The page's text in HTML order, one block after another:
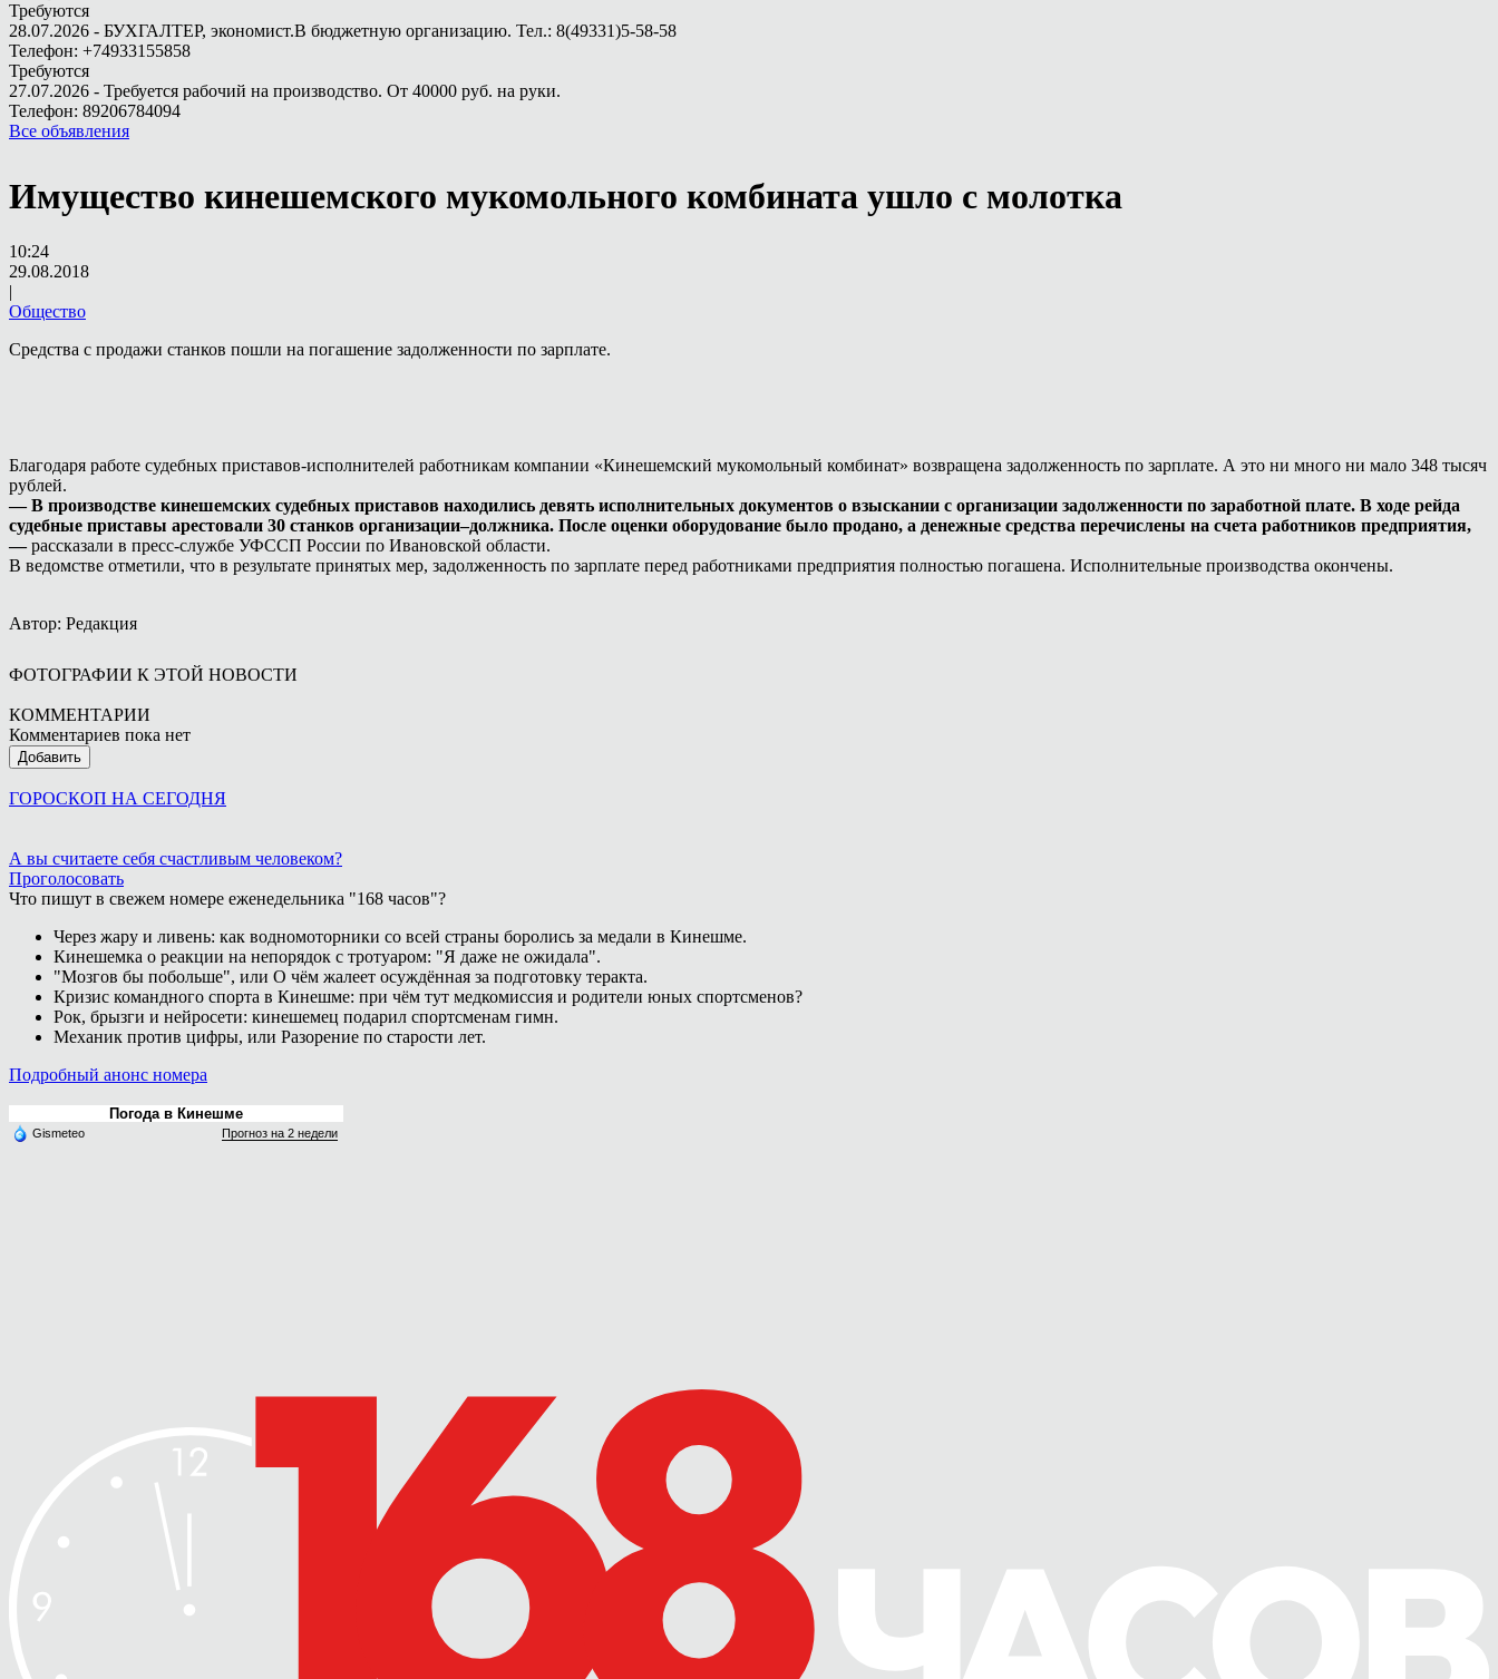
Требуются
28.07.2026 - БУХГАЛТЕР, экономист.В бюджетную организацию. Тел.: 8(49331)5-58-58
Телефон: +74933155858
Требуются
27.07.2026 - Требуется рабочий на производство. От 40000 руб. на руки.
Телефон: 89206784094
Все объявления
Имущество кинешемского мукомольного комбината ушло с молотка
10:24
29.08.2018
|
Общество
Средства с продажи станков пошли на погашение задолженности по зарплате.
Благодаря работе судебных приставов-исполнителей работникам компании «Кинешемский мукомольный комбинат» возвращена задолженность по зарплате. А это ни много ни мало 348 тысяч
рублей.
— В производстве кинешемских судебных приставов находились девять исполнительных документов о взыскании с организации задолженности по заработной плате. В ходе рейда
судебные приставы арестовали 30 станков организации–должника. После оценки оборудование было продано, а денежные средства перечислены на счета работников предприятия,
—рассказали в пресс-службе УФССП России по Ивановской области.
В ведомстве отметили, что в результате принятых мер, задолженность по зарплате перед работниками предприятия полностью погашена. Исполнительные производства окончены.
Автор: Редакция
ФОТОГРАФИИ К ЭТОЙ НОВОСТИ
КОММЕНТАРИИ
Комментариев пока нет
Добавить
ГОРОСКОП НА СЕГОДНЯ
А вы считаете себя счастливым человеком?
Проголосовать
Что пишут в свежем номере еженедельника "168 часов"?
Через жару и ливень: как водномоторники со всей страны боролись за медали в Кинешме.
Кинешемка о реакции на непорядок с тротуаром: "Я даже не ожидала".
"Мозгов бы побольше", или О чём жалеет осуждённая за подготовку теракта.
Кризис командного спорта в Кинешме: при чём тут медкомиссия и родители юных спортсменов?
Рок, брызги и нейросети: кинешемец подарил спортсменам гимн.
Механик против цифры, или Разорение по старости лет.
Подробный анонс номера
Погода в Кинешме
Gismeteo Прогноз на 2 недели